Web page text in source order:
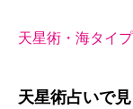
天星術・海タイ
天星術占いで